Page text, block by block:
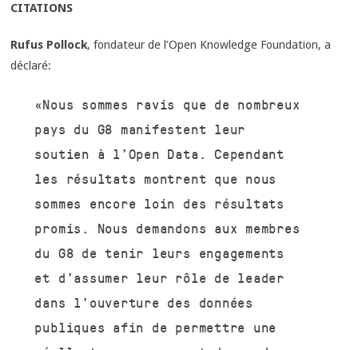
CITATIONS
Rufus Pollock, fondateur de l’Open Knowledge Foundation, a
déclaré:
«Nous sommes ravis que de nombreux
pays du G8 manifestent leur
soutien à l’Open Data. Cependant
les résultats montrent que nous
sommes encore loin des résultats
promis. Nous demandons aux membres
du G8 de tenir leurs engagements
et d’assumer leur rôle de leader
dans l’ouverture des données
publiques afin de permettre une